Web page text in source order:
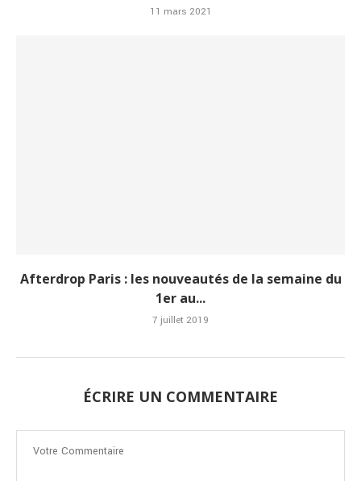
11 mars 2021
Afterdrop Paris : les nouveautés de la semaine du
1er au...
7 juillet 2019
ÉCRIRE UN COMMENTAIRE